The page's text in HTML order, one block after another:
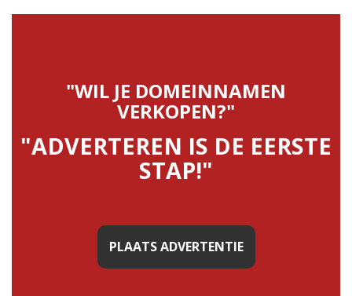
"WIL JE DOMEINNAMEN
VERKOPEN?"
"ADVERTEREN IS DE EERSTE
STAP!"
PLAATS ADVERTENTIE